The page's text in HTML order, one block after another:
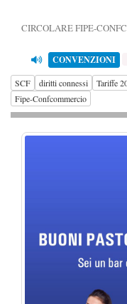
CIRCOLARE FIPE-
CONVENZIONI
SCF diritti connessi Tariffe
Fipe-Confcommercio